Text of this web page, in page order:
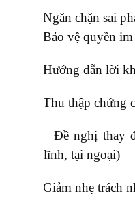
Ngăn chặn sai
Bảo vệ quyền
Hướng dẫn lời
Thu thập chứng
Đề nghị thay
lĩnh, tại ngoại)
Giảm nhẹ trách